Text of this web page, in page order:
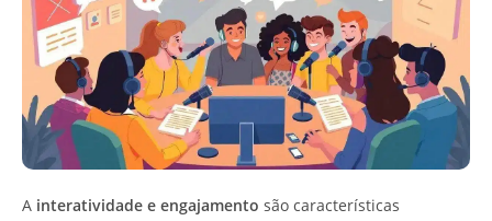
A interatividade e engajamento são características